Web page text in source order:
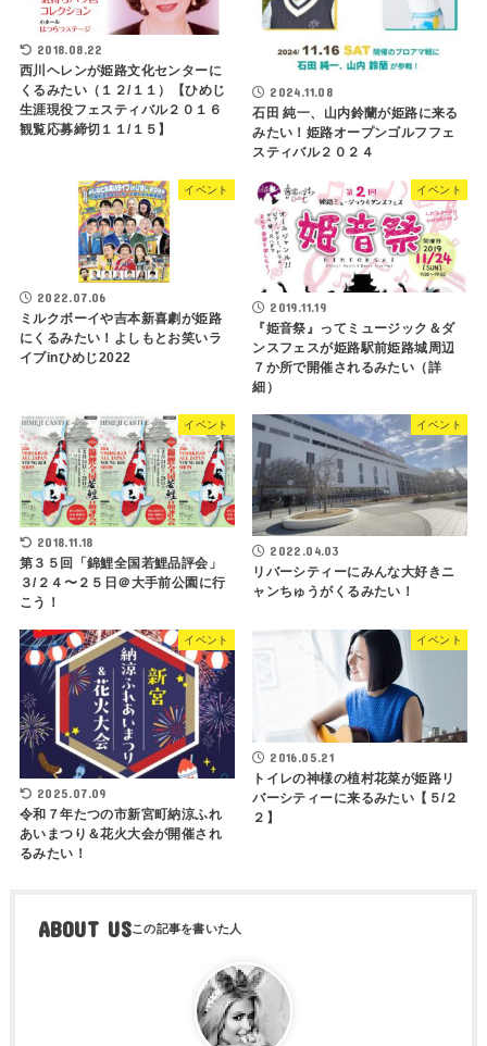
2018.08.22
西川ヘレンが姫路文化センターに
くるみたい（１２/１１）【ひめじ
生涯現役フェスティバル２０１６
観覧応募締切１１/１５】
2024.11.08
石田 純一、山内鈴蘭が姫路に来る
みたい！姫路オープンゴルフフェ
スティバル２０２４
イベント
2022.07.06
ミルクボーイや吉本新喜劇が姫路
にくるみたい！よしもとお笑いラ
イブinひめじ2022
イベント
2019.11.19
『姫音祭』ってミュージック＆ダ
ンスフェスが姫路駅前姫路城周辺
７か所で開催されるみたい（詳
細）
イベント
2018.11.18
第３５回「錦鯉全国若鯉品評会」
３/２４〜２５日＠大手前公園に行
こう！
イベント
2022.04.03
リバーシティーにみんな大好きニ
ャンちゅうがくるみたい！
イベント
2025.07.09
令和７年たつの市新宮町納涼ふれ
あいまつり＆花火大会が開催され
るみたい！
イベント
2016.05.21
トイレの神様の植村花菜が姫路リ
バーシティーに来るみたい【５/２
２】
ABOUT US